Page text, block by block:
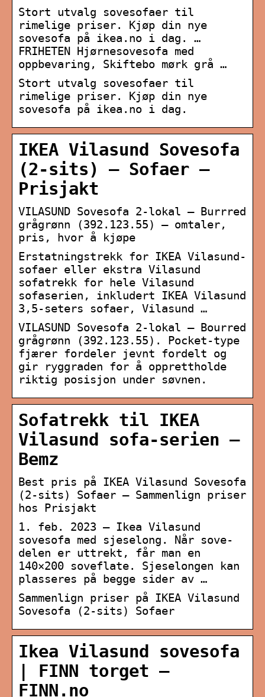
Stort utvalg sovesofaer til
rimelige priser. Kjøp din nye
sovesofa på ikea.no i dag. …
FRIHETEN Hjørnesovesofa med
oppbevaring, Skiftebo mørk grå …
Stort utvalg sovesofaer til
rimelige priser. Kjøp din nye
sovesofa på ikea.no i dag.
IKEA Vilasund Sovesofa
(2-sits) – Sofaer –
Prisjakt
VILASUND Sovesofa 2-lokal – Burrred
grågrønn (392.123.55) – omtaler,
pris, hvor å kjøpe
Erstatningstrekk for IKEA Vilasund-
sofaer eller ekstra Vilasund
sofatrekk for hele Vilasund
sofaserien, inkludert IKEA Vilasund
3,5-seters sofaer, Vilasund …
VILASUND Sovesofa 2-lokal – Bourred
grågrønn (392.123.55). Pocket-type
fjærer fordeler jevnt fordelt og
gir ryggraden for å opprettholde
riktig posisjon under søvnen.
Sofatrekk til IKEA
Vilasund sofa-serien –
Bemz
Best pris på IKEA Vilasund Sovesofa
(2-sits) Sofaer – Sammenlign priser
hos Prisjakt
1. feb. 2023 — Ikea Vilasund
sovesofa med sjeselong. Når sove-
delen er uttrekt, får man en
140×200 soveflate. Sjeselongen kan
plasseres på begge sider av …
Sammenlign priser på IKEA Vilasund
Sovesofa (2-sits) Sofaer
Ikea Vilasund sovesofa
| FINN torget –
FINN.no